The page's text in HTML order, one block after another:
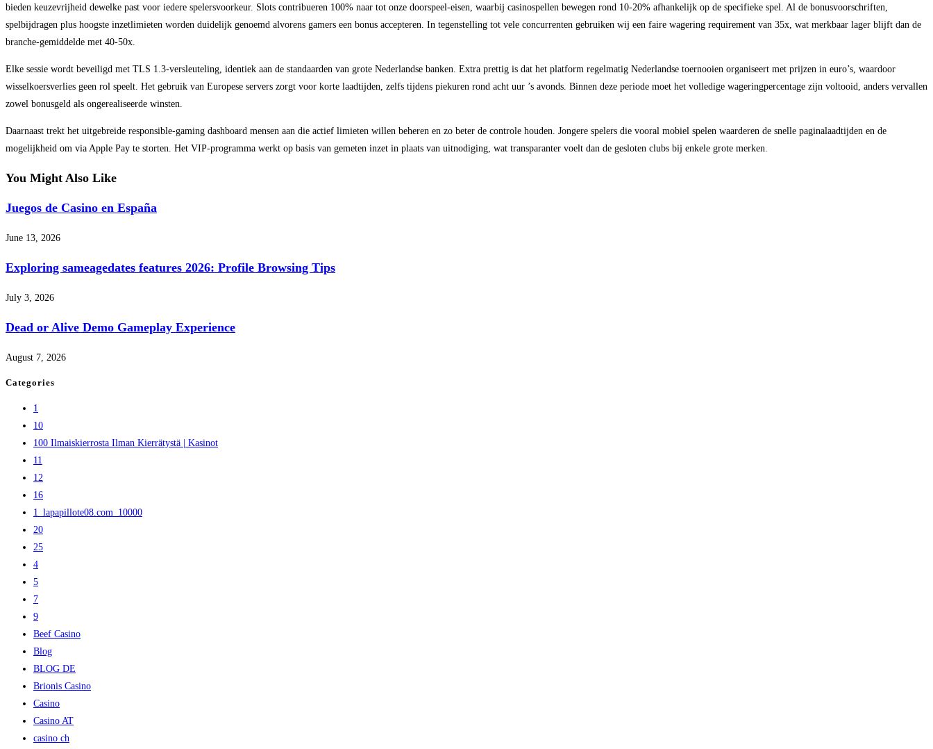
bieden keuzevrijheid dewelke past voor iedere spelersvoorkeur. Slots contribueren 100% naar tot onze doorspeel-eisen, waarbij casinospellen bewegen rond 10-20% afhankelijk op de specifieke spel. Al de bonusvoorschriften,
spelbijdragen plus hoogste inzetlimieten worden duidelijk genoemd alvorens gamers een bonus accepteren. In tegenstelling tot vele concurrenten gebruiken wij een faire wagering requirement van 35x, wat merkbaar lager blijft dan de
branche-gemiddelde met 40-50x.
Elke sessie wordt beveiligd met TLS 1.3-versleuteling, identiek aan de standaarden van grote Nederlandse banken. Extra prettig is dat het platform regelmatig Nederlandse toernooien organiseert met prijzen in euro’s, waardoor
wisselkoersverlies geen rol speelt. Het gebruik van Europese servers zorgt voor korte laadtijden, zelfs tijdens piekuren rond acht uur ’s avonds. Binnen deze periode moet het volledige wageringpercentage zijn voltooid, anders vervallen
zowel bonusgeld als ongerealiseerde winsten.
Daarnaast trekt het uitgebreide responsible-gaming dashboard mensen aan die actief limieten willen beheren en zo beter de controle houden. Jongere spelers die vooral mobiel spelen waarderen de snelle paginalaadtijden en de
mogelijkheid om via Apple Pay te storten. Het VIP-programma werkt op basis van gemeten inzet in plaats van uitnodiging, wat transparanter voelt dan de gesloten clubs bij enkele grote merken.
You Might Also Like
Juegos de Casino en España
June 13, 2026
Exploring sameagedates features 2026: Profile Browsing Tips
July 3, 2026
Dead or Alive Demo Gameplay Experience
August 7, 2026
Categories
1
10
100 Ilmaiskierrosta Ilman Kierrätystä | Kasinot
11
12
16
1_lapapillote08.com_10000
20
25
4
5
7
9
Beef Casino
Blog
BLOG DE
Brionis Casino
Casino
Casino AT
casino ch